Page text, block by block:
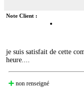
Note Client :
je suis satisfait de cette
heure....
non renseigné